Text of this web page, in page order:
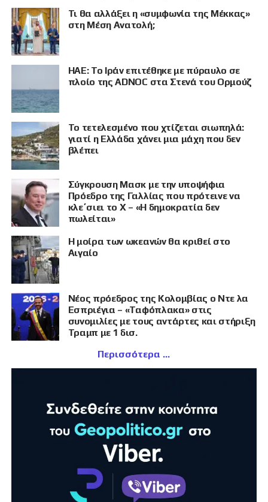
Τι θα αλλάξει η «συμφωνία της Μέκκας»
στη Μέση Ανατολή;
ΗΑΕ: Το Ιράν επιτέθηκε με πύραυλο σε
πλοίο της ADNOC στα Στενά του Ορμούζ
Το τετελεσμένο που χτίζεται σιωπηλά:
γιατί η Ελλάδα χάνει μια μάχη που δεν
βλέπει
Σύγκρουση Μασκ με την υποψήφια
Πρόεδρο της Γαλλίας που πρότεινε να
κλε΄σιει το X – «Η δημοκρατία δεν
πωλείται»
Η μοίρα των ωκεανών θα κριθεί στο
Αιγαίο
Νέος πρόεδρος της Κολομβίας ο Ντε λα
Εσπριέγια – «Ταφόπλακα» στις
συνομιλίες με τους αντάρτες και στήριξη
Τραμπ με 1 δισ.
Περισσότερα